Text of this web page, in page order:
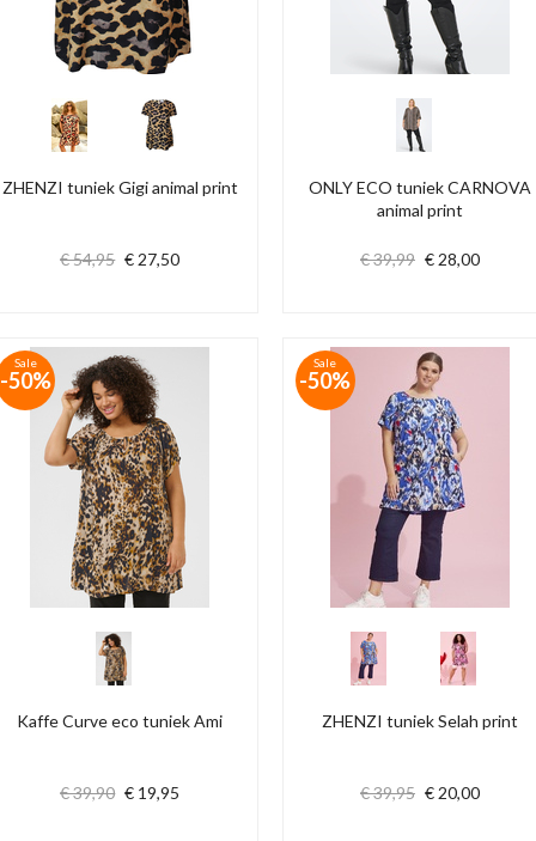
ZHENZI tuniek Gigi animal print
€ 54,95 € 27,50
ONLY ECO tuniek CARNOVA
animal print
€ 39,99 € 28,00
Kaffe Curve eco tuniek Ami
€ 39,90 € 19,95
Sale
-50%
ZHENZI tuniek Selah print
€ 39,95 € 20,00
Sale
-50%